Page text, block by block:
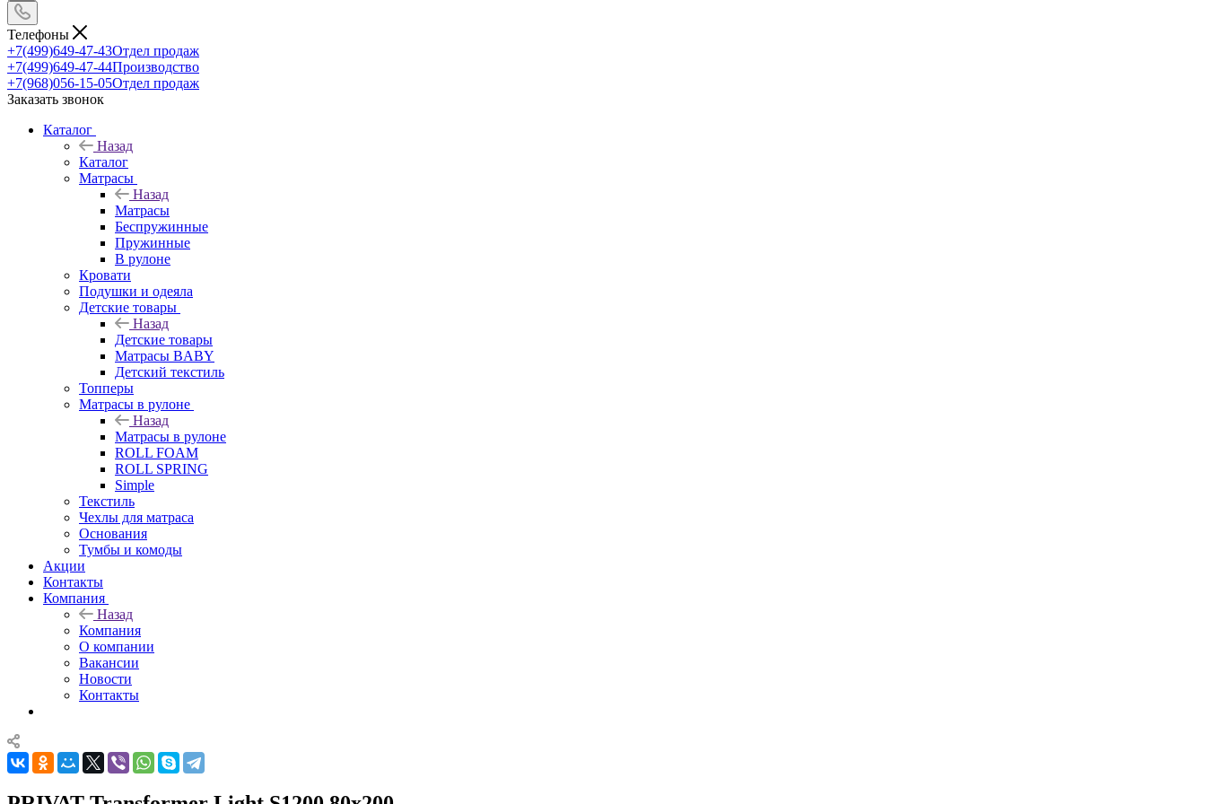
Телефоны
+7(499)649-47-43Отдел продаж
+7(499)649-47-44Производство
+7(968)056-15-05Отдел продаж
Заказать звонок
Каталог
Назад
Каталог
Матрасы
Назад
Матрасы
Беспружинные
Пружинные
В рулоне
Кровати
Подушки и одеяла
Детские товары
Назад
Детские товары
Матрасы BABY
Детский текстиль
Топперы
Матрасы в рулоне
Назад
Матрасы в рулоне
ROLL FOAM
ROLL SPRING
Simple
Текстиль
Чехлы для матраса
Основания
Тумбы и комоды
Акции
Контакты
Компания
Назад
Компания
О компании
Вакансии
Новости
Контакты